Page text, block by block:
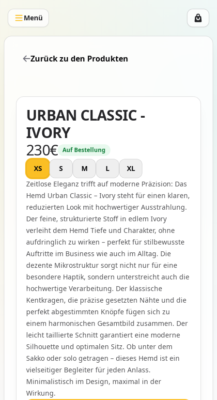
Menü
Zurück zu den Produkten
URBAN CLASSIC -
IVORY
Product information
230€ Auf Bestellung
XS S M L
XL
Zeitlose Eleganz trifft auf moderne Präzision: Das
Hemd Urban Classic – Ivory steht für einen klaren,
reduzierten Look mit hochwertiger Ausstrahlung.
Der feine, strukturierte Stoff in edlem Ivory
verleiht dem Hemd Tiefe und Charakter, ohne
aufdringlich zu wirken – perfekt für stilbewusste
Auftritte im Business wie auch im Alltag. Die
dezente Mikrostruktur sorgt nicht nur für eine
besondere Haptik, sondern unterstreicht auch die
hochwertige Verarbeitung. Der klassische
Kentkragen, die präzise gesetzten Nähte und die
perfekt abgestimmten Knöpfe fügen sich zu
einem harmonischen Gesamtbild zusammen. Der
leicht taillierte Schnitt garantiert eine moderne
Silhouette und optimalen Sitz. Ob unter dem
Sakko oder solo getragen – dieses Hemd ist ein
vielseitiger Begleiter für jeden Anlass.
Minimalistisch im Design, maximal in der
Wirkung.